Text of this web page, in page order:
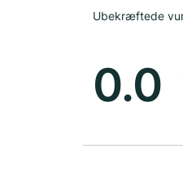
Ubekræftede
0.0